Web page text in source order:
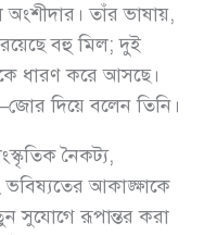
তাঁর ভাষায়,
রয়েছে বহু মিল; দুই
ধারণ করে আসছে।
দিয়ে বলেন তিনি।
নৈকট্য,
আকাঙ্ক্ষাকে
সুযোগে রূপান্তর করা